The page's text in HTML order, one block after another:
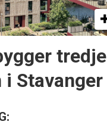
tredje
Stavanger